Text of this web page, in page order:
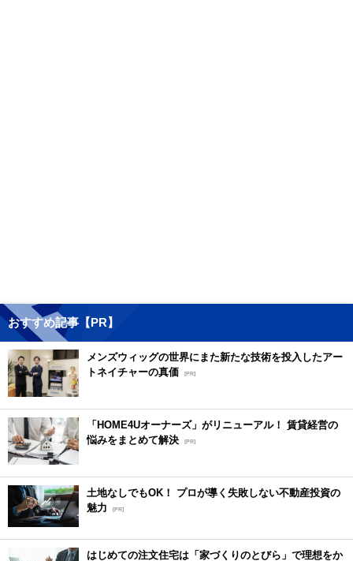
おすすめ記事【PR】
メンズウィッグの世界にまた新たな技術を投入したアー
トネイチャーの真価
[PR]
「HOME4Uオーナーズ」がリニューアル！ 賃貸経営の
悩みをまとめて解決 [PR]
土地なしでもOK！ プロが導く失敗しない不動産投資の
魅力
[PR]
はじめての注文住宅は「家づくりのとびら」で理想をか